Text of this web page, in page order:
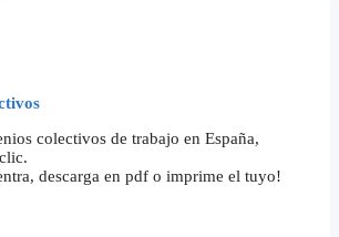
colectivos de trabajo en España,
descarga en pdf o imprime el tuyo!